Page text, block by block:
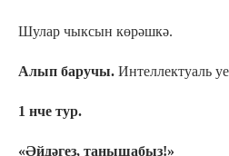
Шулар чыксын көрәшкә.
Алып баручы. Интеллектуаль
1 нче тур.
«Әйдәгез, танышабыз!»